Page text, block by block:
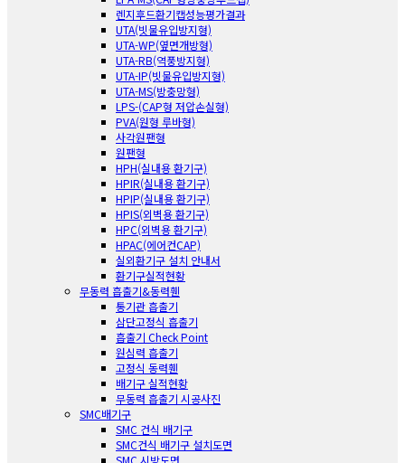
렌지후드환기캡성능평가결과
UTA(빗물유입방지형)
UTA-WP(옆면개방형)
UTA-RB(역풍방지형)
UTA-IP(빗물유입방지형)
UTA-MS(방충망형)
LPS-(CAP형 저압손실형)
PVA(원형 루바형)
사각원팬형
원팬형
HPH(실내용 환기구)
HPIR(실내용 환기구)
HPIP(실내용 환기구)
HPIS(외벽용 환기구)
HPC(외벽용 환기구)
HPAC(에어컨CAP)
실외환기구 설치 안내서
환기구실적현황
무동력 흡출기&동력휀
통기관 흡출기
삼단고정식 흡출기
흡출기 Check Point
원심력 흡출기
고정식 동력휀
배기구 실적현황
무동력 흡출기 시공사진
SMC배기구
SMC 건식 배기구
SMC건식 배기구 설치도면
SMC 시방도면